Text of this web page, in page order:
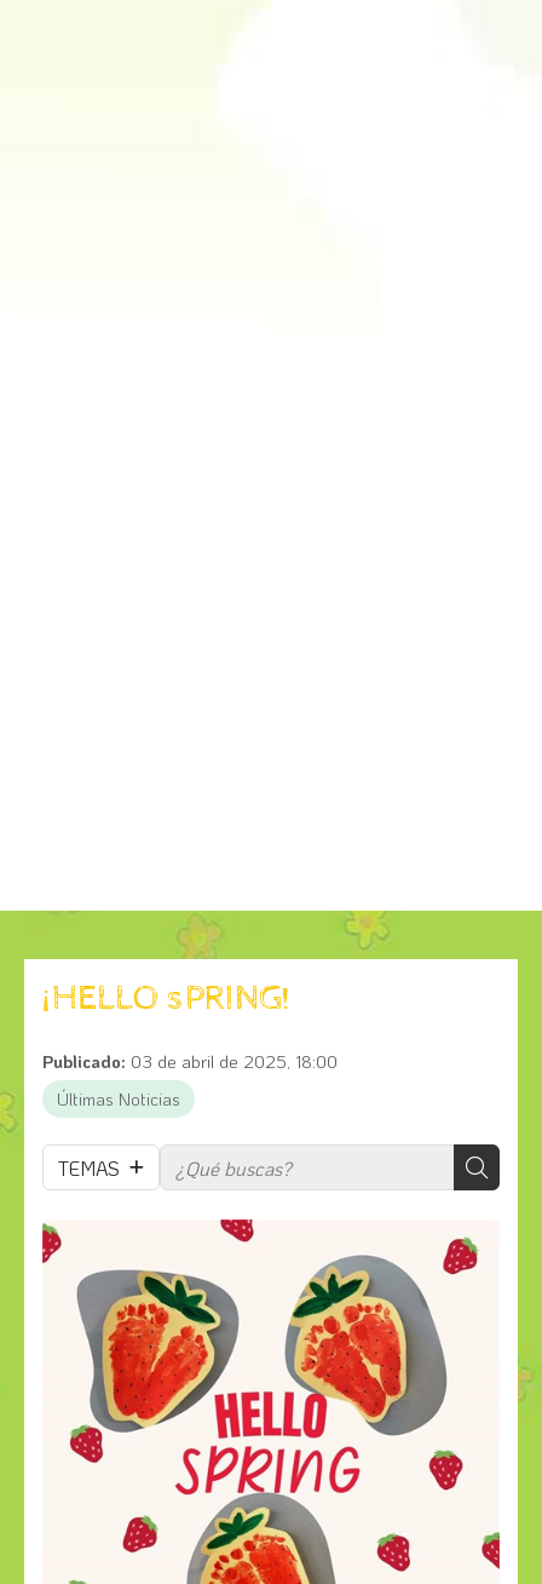
¡HELLO sPRING!
Publicado: 03 de abril de 2025, 18:00
Últimas Noticias
TEMAS